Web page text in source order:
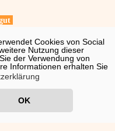
Cookies von Social
Nutzung dieser
der Verwendung von
Informationen erhalten Sie
OK
|
Ausland wohnen|
19:15:11